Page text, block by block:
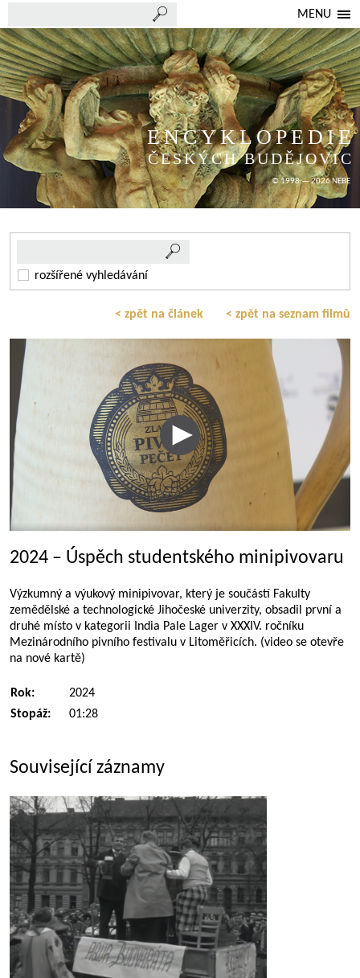
MENU
ENCYKLOPEDIE
ČESKÝCH BUDĚJOVIC
© 1998 — 2026 NEBE
rozšířené vyhledávání
< zpět na článek < zpět na seznam filmů
2024 – Úspěch studentského minipivovaru
Výzkumný a výukový minipivovar, který je součástí Fakulty
zemědělské a technologické Jihočeské univerzity, obsadil první a
druhé místo v kategorii India Pale Lager v XXXIV. ročníku
Mezinárodního pivního festivalu v Litoměřicích. (video se otevře
na nové kartě)
Rok:
2024
Stopáž:
01:28
Související záznamy